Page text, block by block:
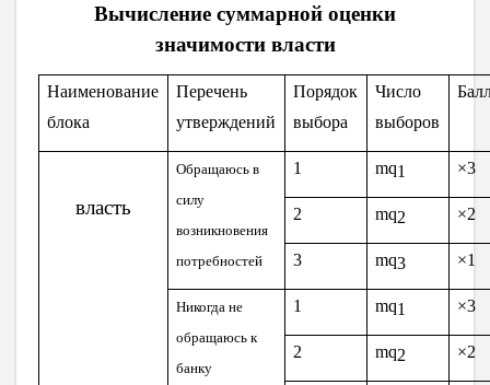
Вычисление суммарной оценки
значимости власти
Наименование
блока
Перечень
утверждений
Порядок
выбора
Число
выборов
власть
Обращаюсь в
силу
возникновения
потребностей
1 mq1 ×3
2 mq2 ×2
3 mq3 ×1
Никогда не
обращаюсь к
банку
1 mq1 ×3
2 mq2 ×2